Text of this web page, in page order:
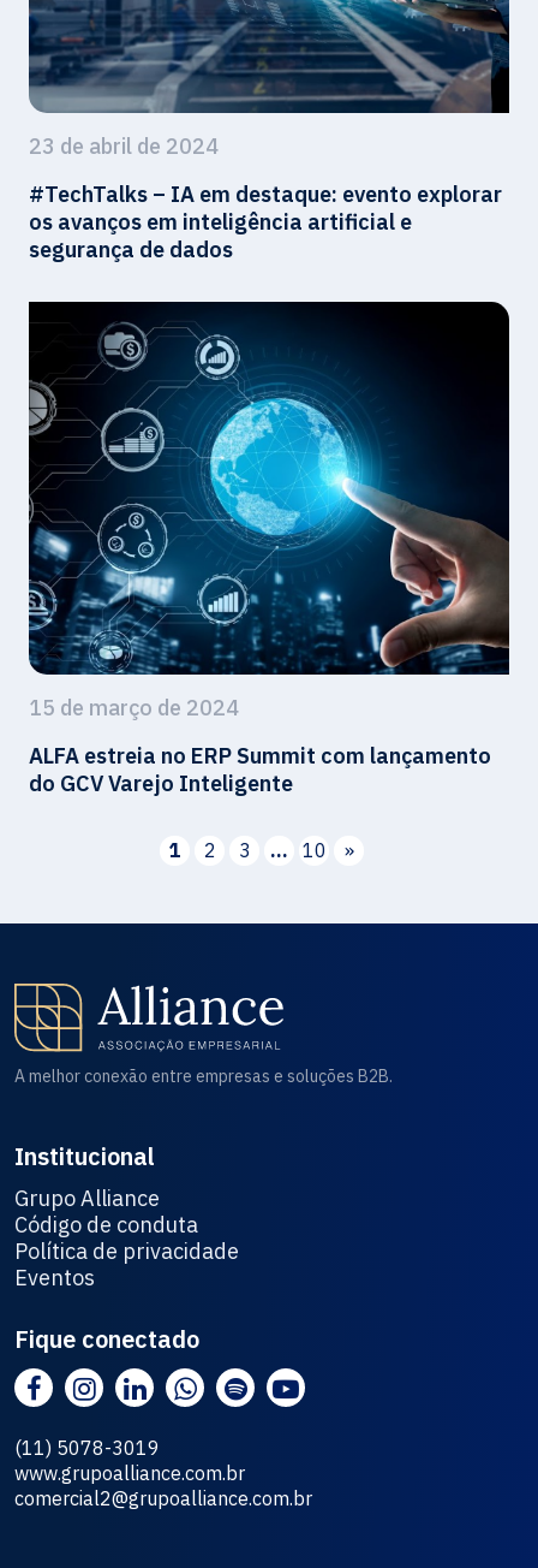
23 de abril de 2024
#TechTalks – IA em destaque: evento explorar
os avanços em inteligência artificial e
segurança de dados
15 de março de 2024
ALFA estreia no ERP Summit com lançamento
do GCV Varejo Inteligente
Paginação
posts
1 2 3 … 10 »
A melhor conexão entre empresas e soluções B2B.
Institucional
Grupo Alliance
Código de conduta
Política de privacidade
Eventos
Fique conectado
(11) 5078-3019
www.grupoalliance.com.br
comercial2@grupoalliance.com.br